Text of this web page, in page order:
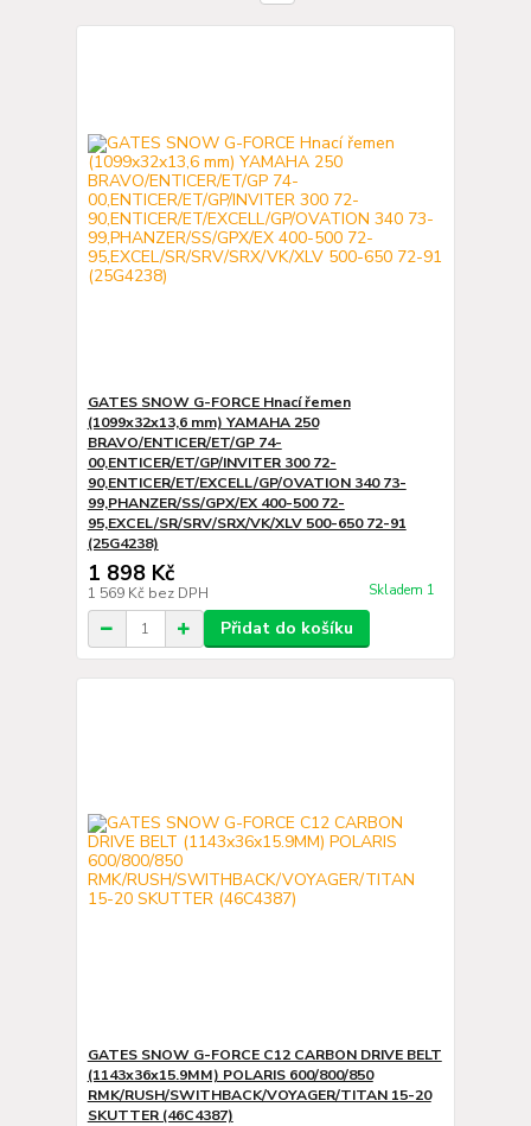
GATES SNOW G-FORCE Hnací řemen
(1099x32x13,6 mm) YAMAHA 250
BRAVO/ENTICER/ET/GP 74-
00,ENTICER/ET/GP/INVITER 300 72-
90,ENTICER/ET/EXCELL/GP/OVATION 340 73-
99,PHANZER/SS/GPX/EX 400-500 72-
95,EXCEL/SR/SRV/SRX/VK/XLV 500-650 72-91
(25G4238)
1 898 Kč
1 569 Kč bez DPH Skladem 1
Přidat do košíku
GATES SNOW G-FORCE C12 CARBON DRIVE BELT
(1143x36x15.9MM) POLARIS 600/800/850
RMK/RUSH/SWITHBACK/VOYAGER/TITAN 15-20
SKUTTER (46C4387)